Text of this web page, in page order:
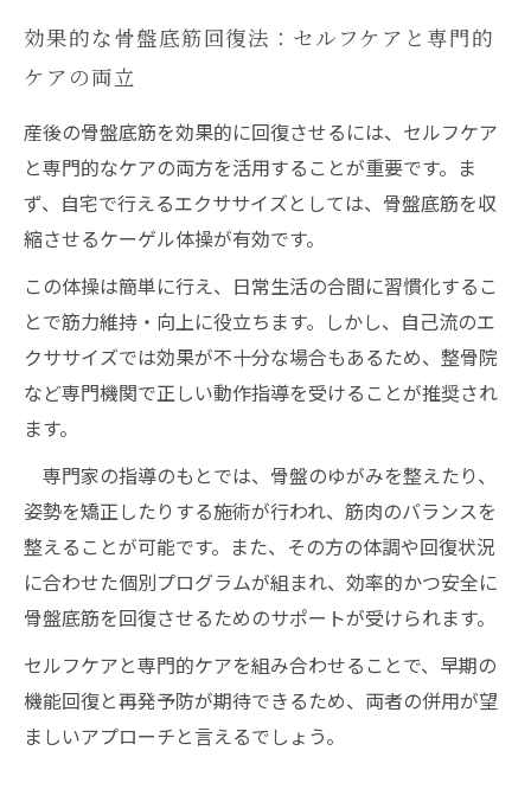
効果的な骨盤底筋回復法：セルフケアと専門的
ケアの両立
産後の骨盤底筋を効果的に回復させるには、セルフケア
と専門的なケアの両方を活用することが重要です。ま
ず、自宅で行えるエクササイズとしては、骨盤底筋を収
縮させるケーゲル体操が有効です。
この体操は簡単に行え、日常生活の合間に習慣化するこ
とで筋力維持・向上に役立ちます。しかし、自己流のエ
クササイズでは効果が不十分な場合もあるため、整骨院
など専門機関で正しい動作指導を受けることが推奨され
ます。
専門家の指導のもとでは、骨盤のゆがみを整えたり、
姿勢を矯正したりする施術が行われ、筋肉のバランスを
整えることが可能です。また、その方の体調や回復状況
に合わせた個別プログラムが組まれ、効率的かつ安全に
骨盤底筋を回復させるためのサポートが受けられます。
セルフケアと専門的ケアを組み合わせることで、早期の
機能回復と再発予防が期待できるため、両者の併用が望
ましいアプローチと言えるでしょう。